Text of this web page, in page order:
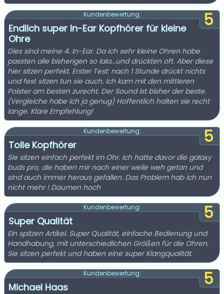
5
Kundenbewertung:
Endlich super In-Ear Kopfhörer für kleine
Ohre
Dies sind meine 4. In-Ear. Da ich sehr kleine Ohren habe
passten alle bisherigen so lala...und drückten oft. Aber diese
hier sitzen perfekt. Erster Test: nach 1 Stunde drückt nichts
und fest sitzen tun sie auch. Ich kam mit den mittleren
Polster am besten zurecht. Der Sound ist bisher der beste.
(Vergleiche habe ich ja genug) Hoffentlich halten sie recht
lange. Klare Empfehlung!
5
Kundenbewertung:
Tolle Kopfhörer
Sie sitzen einfach perfekt im Ohr. Ich hatte davor die galaxy
buds pro, die haben mir nach einer weile weh getan und
sind auch immer heraus gefallen. Das Problem hab ich nun
nicht mehr ! Daumen hoch
5
Kundenbewertung:
Super Qualität
Ein spitzen Artikel. Super Qualität, einfache Bedienung und
Handhabung, mit unterschiedlichen Größen für die Ohren.
Sie sitzen perfekt und haben eine super Klangqualität.
5
Kundenbewertung:
Michael Haas